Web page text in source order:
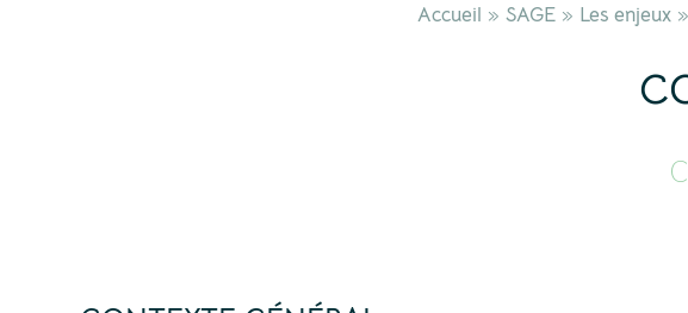
Accueil » SAGE » Les enjeux »